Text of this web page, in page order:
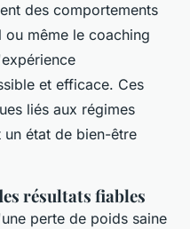
des comportements
même le coaching
et efficace. Ces
liés aux régimes
état de bien-être
résultats fiables
perte de poids saine